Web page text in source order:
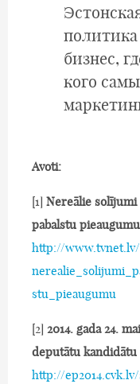
бизнес,
кого
Avoti:
[1] Nereālie solījumi
pabalstu pieaugumu
http://www.tvnet.lv/
stu_pieaugumu
[2] 2014. gada 24.
deputātu kandidātu
http://